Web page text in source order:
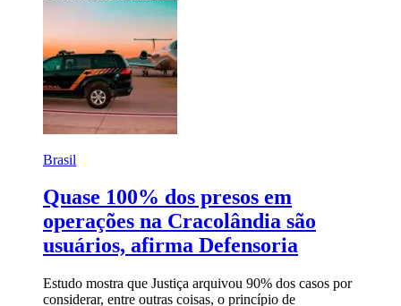
Brasil
Quase 100% dos presos em
operações na Cracolândia são
usuários, afirma Defensoria
Estudo mostra que Justiça arquivou 90% dos casos por
considerar, entre outras coisas, o princípio de